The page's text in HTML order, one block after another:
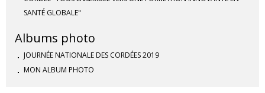
SANTÉ GLOBALE"
Albums photo
JOURNÉE NATIONALE DES CORDÉES 2019
MON ALBUM PHOTO